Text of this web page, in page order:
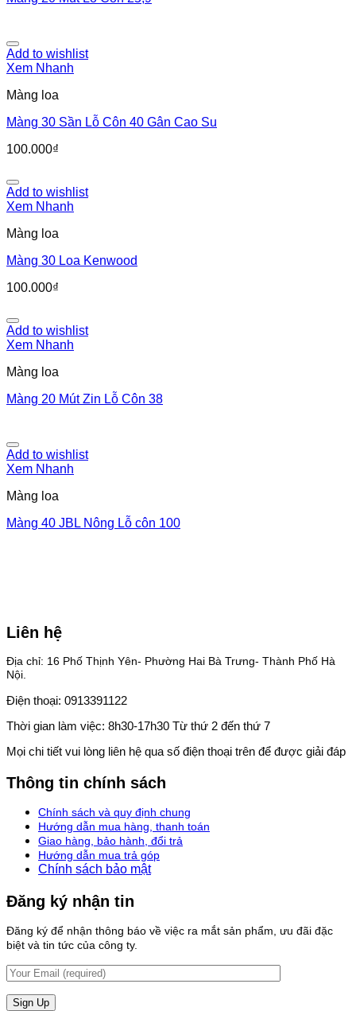
Add to wishlist
Xem Nhanh
Màng loa
Màng 30 Sần Lỗ Côn 40 Gân Cao Su
100.000₫
Add to wishlist
Xem Nhanh
Màng loa
Màng 30 Loa Kenwood
100.000₫
Add to wishlist
Xem Nhanh
Màng loa
Màng 20 Mút Zin Lỗ Côn 38
Add to wishlist
Xem Nhanh
Màng loa
Màng 40 JBL Nông Lỗ côn 100
Liên hệ
Địa chỉ: 16 Phố Thịnh Yên- Phường Hai Bà Trưng- Thành Phố Hà
Nội.
Điện thoại: 0913391122
Thời gian làm việc: 8h30-17h30 Từ thứ 2 đến thứ 7
Mọi chi tiết vui lòng liên hệ qua số điện thoại trên để được giải đáp
Thông tin chính sách
Chính sách và quy định chung
Hướng dẫn mua hàng, thanh toán
Giao hàng, bảo hành, đổi trả
Hướng dẫn mua trả góp
Chính sách bảo mật
Đăng ký nhận tin
Đăng ký để nhận thông báo về việc ra mắt sản phẩm, ưu đãi đặc
biệt và tin tức của công ty.